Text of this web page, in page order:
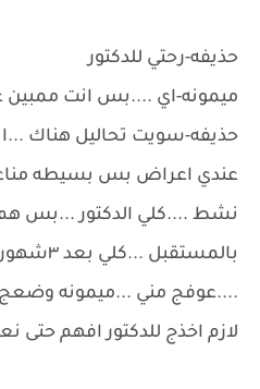
حذيفه-رحتي للدكتور
ميمونه-اي ....بس انت
حذيفه-سويت تحاليل هناك
عندي اعراض بس بسيطه
نشط ....كلي الدكتور ...بس هم
....عوفج مني ...ميمونه
لازم اخذج للدكتور افهم حتى